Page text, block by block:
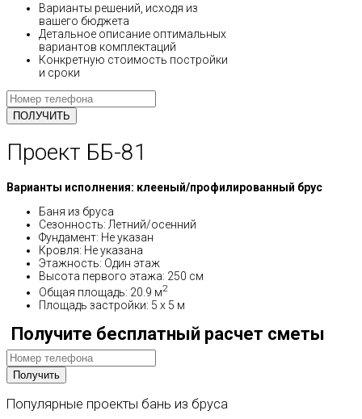
Варианты решений, исходя из
вашего бюджета
Детальное описание оптимальных
вариантов комплектаций
Конкретную стоимость постройки
и сроки
Проект ББ-81
Варианты исполнения: клееный/профилированный брус
Баня из бруса
Сезонность: Летний/осенний
Фундамент: Не указан
Кровля: Не указана
Этажность: Один этаж
Высота первого этажа: 250 см
Общая площадь: 20.9 м2
Площадь застройки: 5 x 5 м
Получите бесплатный расчет сметы
Популярные проекты бань из бруса